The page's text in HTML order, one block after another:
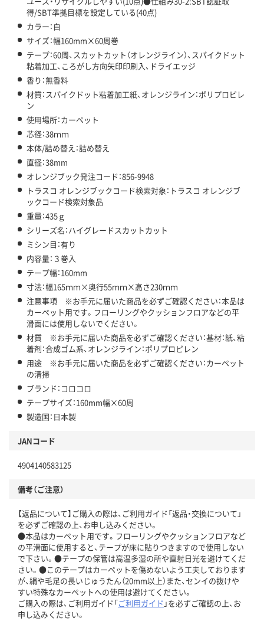
得/SBT準拠目標を設定している(40点)
カラー：白
サイズ：幅160mm×60周巻
テープ：60周、スカットカット（オレンジライン）、スパイクドット
粘着加工、ころがし方向矢印印刷入、ドライエッジ
香り：無香料
材質：スパイクドット粘着加工紙、オレンジライン：ポリプロピレ
ン
使用場所：カーペット
芯径：38ｍｍ
本体/詰め替え：詰め替え
直径：38mm
オレンジブック発注コード：856-9948
トラスコ オレンジブックコード検索対象：トラスコ オレンジブ
ックコード検索対象品
重量：435ｇ
シリーズ名：ハイグレードスカットカット
ミシン目：有り
内容量：３巻入
テープ幅：160mm
寸法：幅165ｍｍ×奥行55ｍｍ×高さ230ｍｍ
注意事項 ※お手元に届いた商品を必ずご確認ください：本品は
カーペット用です。フローリングやクッションフロアなどの平
滑面には使用しないでください。
材質 ※お手元に届いた商品を必ずご確認ください：基材：紙、粘
着剤：合成ゴム系、オレンジライン：ポリプロピレン
用途 ※お手元に届いた商品を必ずご確認ください：カーペット
の清掃
ブランド：コロコロ
テープサイズ：160mm幅×60周
製造国：日本製
JANコード
4904140583125
備考（ご注意）
【返品について】ご購入の際は、ご利用ガイド「返品・交換について」
を必ずご確認の上、お申し込みください。
●本品はカーペット用です。フローリングやクッションフロアなど
の平滑面に使用すると、テープが床に貼りつきますので使用しない
で下さい。●テープの保管は高温多湿の所や直射日光を避けてくだ
さい。●このテープはカーペットを傷めないよう工夫しております
が、絹や毛足の長いじゅうたん（20mm以上）また、センイの抜けや
すい特殊なカーペットへの使用は避けてください。
ご購入の際は、ご利用ガイド「ご利用ガイド 」を必ずご確認の上、お
申し込みください。